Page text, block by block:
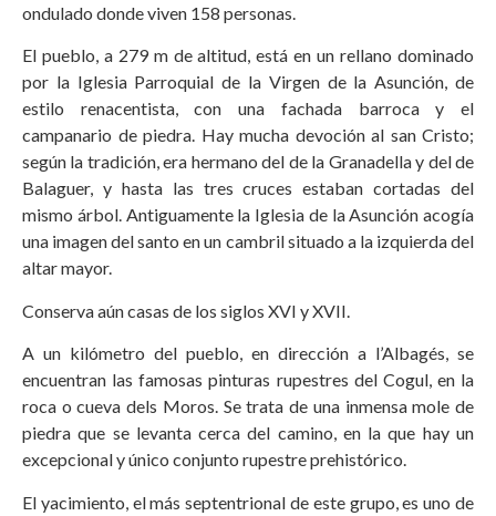
ondulado donde viven 158 personas.
El pueblo, a 279 m de altitud, está en un rellano dominado
por la Iglesia Parroquial de la Virgen de la Asunción, de
estilo renacentista, con una fachada barroca y el
campanario de piedra. Hay mucha devoción al san Cristo;
según la tradición, era hermano del de la Granadella y del de
Balaguer, y hasta las tres cruces estaban cortadas del
mismo árbol. Antiguamente la Iglesia de la Asunción acogía
una imagen del santo en un cambril situado a la izquierda del
altar mayor.
Conserva aún casas de los siglos XVI y XVII.
A un kilómetro del pueblo, en dirección a l’Albagés, se
encuentran las famosas pinturas rupestres del Cogul, en la
roca o cueva dels Moros. Se trata de una inmensa mole de
piedra que se levanta cerca del camino, en la que hay un
excepcional y único conjunto rupestre prehistórico.
El yacimiento, el más septentrional de este grupo, es uno de